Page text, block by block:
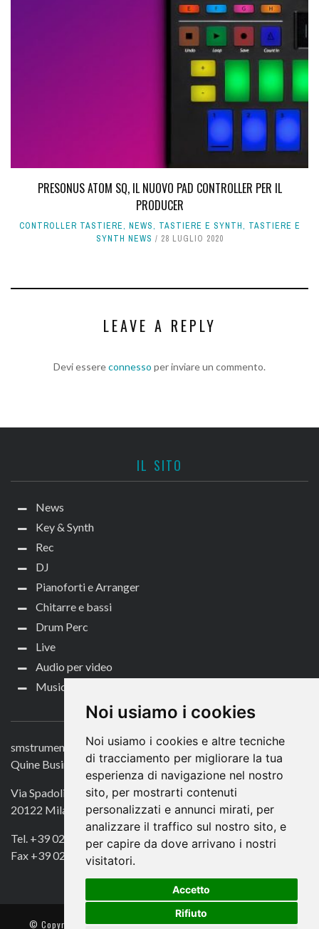
Noi usiamo i cookies
Noi usiamo i cookies e altre tecniche
di tracciamento per migliorare la tua
esperienza di navigazione nel nostro
sito, per mostrarti contenuti
personalizzati e annunci mirati, per
analizzare il traffico sul nostro sito, e
per capire da dove arrivano i nostri
visitatori.
Accetto
Rifiuto
PRESONUS ATOM SQ, IL NUOVO PAD CONTROLLER PER IL
PRODUCER
CONTROLLER TASTIERE, NEWS, TASTIERE E SYNTH, TASTIERE E
SYNTH NEWS
28 LUGLIO 2020
LEAVE A REPLY
Devi essereconnesso per inviare un commento.
IL SITO
News
Key & Synth
Rec
DJ
Pianoforti e Arranger
Chitarre e bassi
Drum Perc
Live
Audio per video
Music Life
CONTATTACI
smstrumentimusicali.it
Quine Business Publisher
Via Spadolini 7
20122 Milano
Tel. +39 02 49756990
Fax +39 02 72016740
© Copyright 2018. All Rights Reserved -- Quine srl – C.F./P IVA